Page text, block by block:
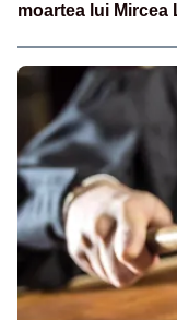
moartea lui Mircea